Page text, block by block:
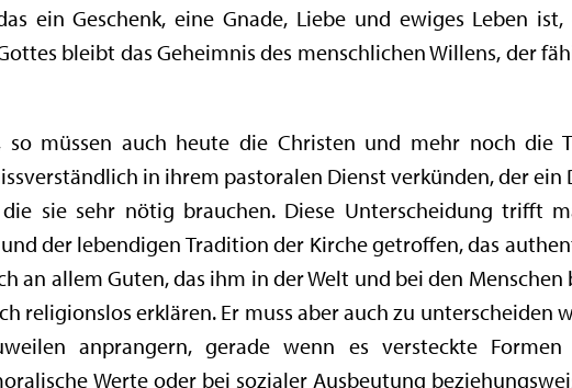
ein Geschenk, eine Gnade, Liebe und ewiges Leben
bleibt das Geheimnis des menschlichen Willens, der
müssen auch heute die Christen und mehr noch die
in ihrem pastoralen Dienst verkünden, der ein
sie sehr nötig brauchen. Diese Unterscheidung trifft
der lebendigen Tradition der Kirche getroffen, das
allem Guten, das ihm in der Welt und bei den Menschen
religionslos erklären. Er muss aber auch zu unterscheiden
anprangern, gerade wenn es versteckte
Werte oder bei sozialer Ausbeutung